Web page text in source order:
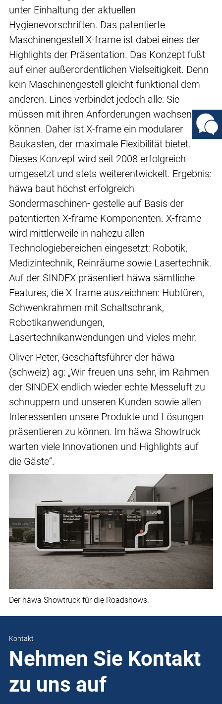
unter Einhaltung der aktuellen
Hygienevorschriften. Das patentierte
Maschinengestell X-frame ist dabei eines der
Highlights der Präsentation. Das Konzept fußt
auf einer außerordentlichen Vielseitigkeit. Denn
kein Maschinengestell gleicht funktional dem
anderen. Eines verbindet jedoch alle: Sie
müssen mit ihren Anforderungen wachsen
können. Daher ist X-frame ein modularer
Baukasten, der maximale Flexibilität bietet.
Dieses Konzept wird seit 2008 erfolgreich
umgesetzt und stets weiterentwickelt. Ergebnis:
häwa baut höchst erfolgreich
Sondermaschinen- gestelle auf Basis der
patentierten X-frame Komponenten. X-frame
wird mittlerweile in nahezu allen
Technologiebereichen eingesetzt: Robotik,
Medizintechnik, Reinräume sowie Lasertechnik.
Auf der SINDEX präsentiert häwa sämtliche
Features, die X-frame auszeichnen: Hubtüren,
Schwenkrahmen mit Schaltschrank,
Robotikanwendungen,
Lasertechnikanwendungen und vieles mehr.
Oliver Peter, Geschäftsführer der häwa
(schweiz) ag: „Wir freuen uns sehr, im Rahmen
der SINDEX endlich wieder echte Messeluft zu
schnuppern und unseren Kunden sowie allen
Interessenten unsere Produkte und Lösungen
präsentieren zu können. Im häwa Showtruck
warten viele Innovationen und Highlights auf
die Gäste“.
Der häwa Showtruck für die Roadshows.
Kontakt
Nehmen Sie Kontakt
zu uns auf